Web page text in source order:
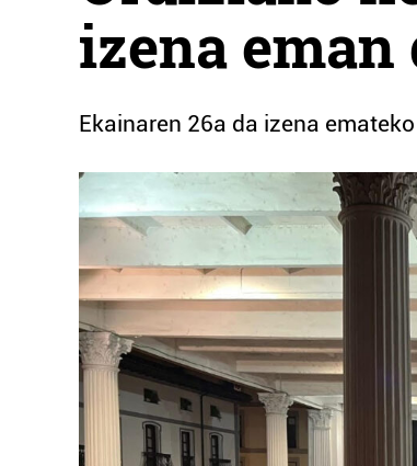
izena eman
Ekainaren 26a da izena